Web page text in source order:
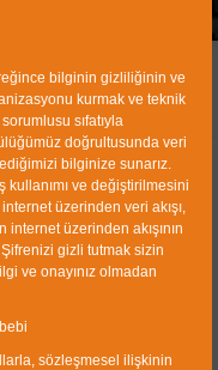
Sanayi
İzmir Atatürk
Ana
taş
bilginin gizliliğinin ve
kurmak ve teknik
sıfatıyla
doğrultusunda veri
bilginize sunarız.
kullanımı ve değiştirilmesini
üzerinden veri akışı,
üzerinden akışının
gizli tutmak sizin
ve onayınız olmadan
sözleşmesel ilişkinin